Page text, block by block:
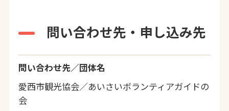
問い合わせ先・申し込み先
問い合わせ先／団体名
愛西市観光協会／あいさいボランティアガイドの
会